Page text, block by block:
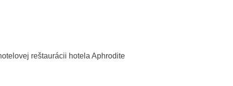
reštaurácii hotela Aphrodite